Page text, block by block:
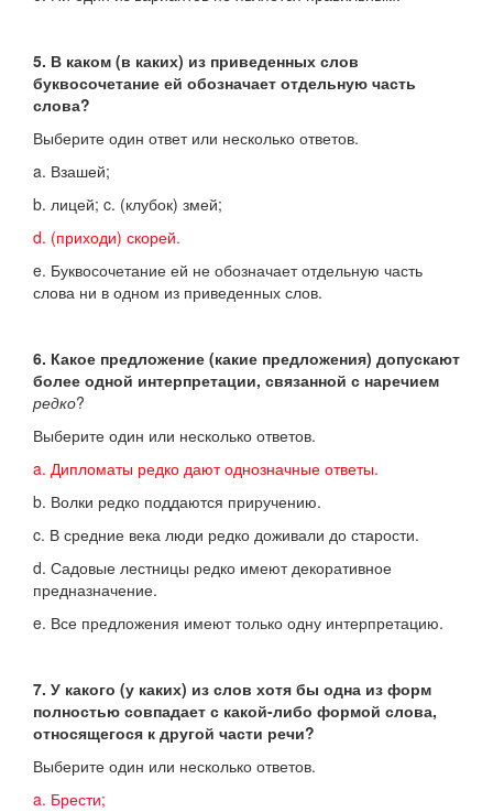
5. В каком (в каких) из приведенных слов
буквосочетание ей обозначает отдельную часть
слова?
Выберите один ответ или несколько ответов.
a. Взашей;
b. лицей; c. (клубок) змей;
d. (приходи) скорей.
e. Буквосочетание ей не обозначает отдельную часть
слова ни в одном из приведенных слов.
6. Какое предложение (какие предложения) допускают
более одной интерпретации, связанной с наречием
редко?
Выберите один или несколько ответов.
a. Дипломаты редко дают однозначные ответы.
b. Волки редко поддаются приручению.
c. В средние века люди редко доживали до старости.
d. Садовые лестницы редко имеют декоративное
предназначение.
e. Все предложения имеют только одну интерпретацию.
7. У какого (у каких) из слов хотя бы одна из форм
полностью совпадает с какой-либо формой слова,
относящегося к другой части речи?
Выберите один или несколько ответов.
a. Брести;